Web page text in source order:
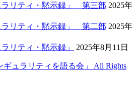
ラリティ・黙示録」 第三部 2025年
ラリティ・黙示録」 第二部 2025年
リティ・黙示録」
2025年8月11日
ギュラリティを語る会」 All Rights